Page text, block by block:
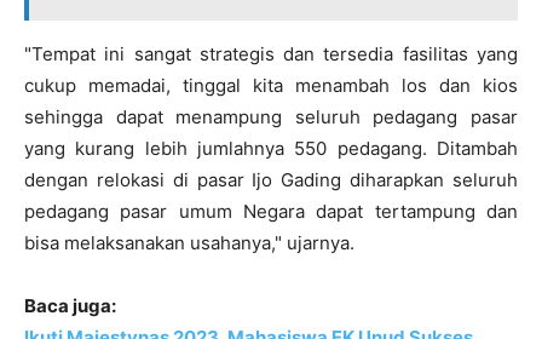
"Tempat ini sangat strategis dan tersedia fasilitas yang
cukup memadai, tinggal kita menambah los dan kios
sehingga dapat menampung seluruh pedagang pasar
yang kurang lebih jumlahnya 550 pedagang. Ditambah
dengan relokasi di pasar Ijo Gading diharapkan seluruh
pedagang pasar umum Negara dapat tertampung dan
bisa melaksanakan usahanya," ujarnya.
Baca juga: